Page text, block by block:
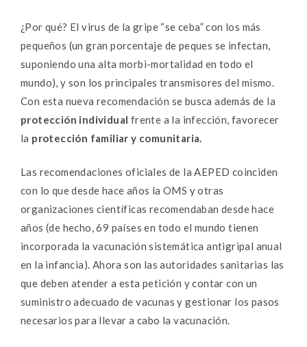
¿Por qué? El virus de la gripe “se ceba” con los más
pequeños (un gran porcentaje de peques se infectan,
suponiendo una alta morbi-mortalidad en todo el
mundo), y son los principales transmisores del mismo.
Con esta nueva recomendación se busca además de la
protección individual frente a la infección, favorecer
la protección familiar y comunitaria.
Las recomendaciones oficiales de la AEPED coinciden
con lo que desde hace años la OMS y otras
organizaciones científicas recomendaban desde hace
años (de hecho, 69 países en todo el mundo tienen
incorporada la vacunación sistemática antigripal anual
en la infancia). Ahora son las autoridades sanitarias las
que deben atender a esta petición y contar con un
suministro adecuado de vacunas y gestionar los pasos
necesarios para llevar a cabo la vacunación.